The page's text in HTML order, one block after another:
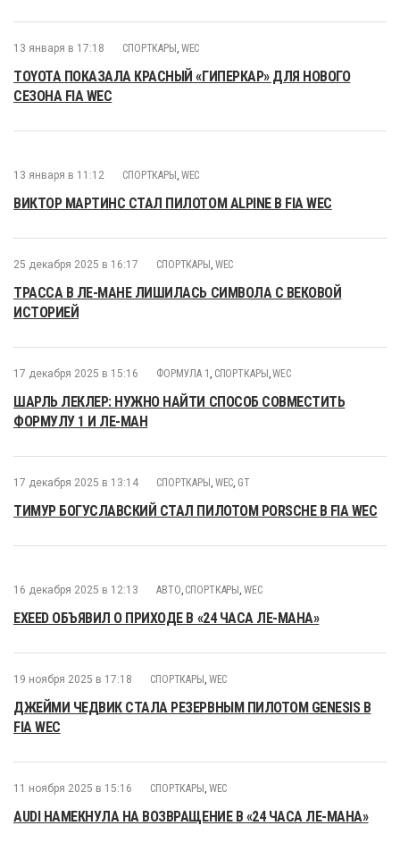
13 января в 17:18 СПОРТКАРЫ , WEC
TOYOTA ПОКАЗАЛА КРАСНЫЙ «ГИПЕРКАР» ДЛЯ НОВОГО
СЕЗОНА FIA WEC
13 января в 11:12 СПОРТКАРЫ , WEC
ВИКТОР МАРТИНС СТАЛ ПИЛОТОМ ALPINE В FIA WEC
25 декабря 2025 в 16:17 СПОРТКАРЫ , WEC
ТРАССА В ЛЕ-МАНЕ ЛИШИЛАСЬ СИМВОЛА С ВЕКОВОЙ
ИСТОРИЕЙ
17 декабря 2025 в 15:16 ФОРМУЛА 1 , СПОРТКАРЫ ,WEC
ШАРЛЬ ЛЕКЛЕР: НУЖНО НАЙТИ СПОСОБ СОВМЕСТИТЬ
ФОРМУЛУ 1 И ЛЕ-МАН
17 декабря 2025 в 13:14 СПОРТКАРЫ , WEC, GT
ТИМУР БОГУСЛАВСКИЙ СТАЛ ПИЛОТОМ PORSCHE В FIA WEC
16 декабря 2025 в 12:13 АВТО, СПОРТКАРЫ , WEC
EXEED ОБЪЯВИЛ О ПРИХОДЕ В «24 ЧАСА ЛЕ-МАНА»
19 ноября 2025 в 17:18 СПОРТКАРЫ , WEC
ДЖЕЙМИ ЧЕДВИК СТАЛА РЕЗЕРВНЫМ ПИЛОТОМ GENESIS В
FIA WEC
11 ноября 2025 в 15:16 СПОРТКАРЫ , WEC
AUDI НАМЕКНУЛА НА ВОЗВРАЩЕНИЕ В «24 ЧАСА ЛЕ-МАНА»